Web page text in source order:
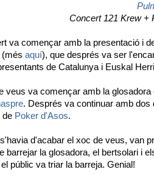
Concert 121 Krew +
va començar amb la presentació i
(més aquí), que després va ser
de Catalunya i Euskal
veus va començar amb la glosadora
. Després va continuar amb
de Poker d'Asos.
d'acabar el xoc de veus, van
barrejar la glosadora, el bertsolari i
públic va triar la barreja. Genial!